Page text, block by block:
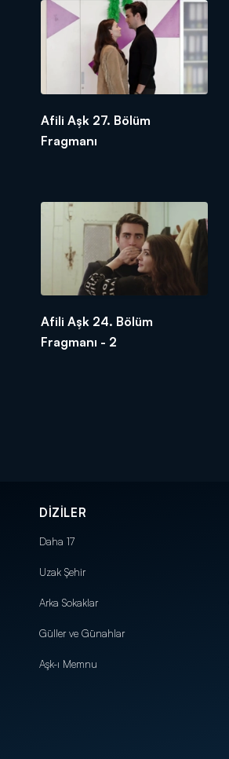
Afili Aşk 27. Bölüm
Fragmanı
Afili Aşk 24. Bölüm
Fragmanı - 2
DİZİLER
Daha 17
Uzak Şehir
Arka Sokaklar
Güller ve Günahlar
Aşk-ı Memnu